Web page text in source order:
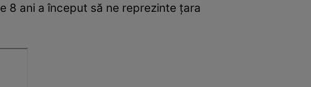
8 ani a început să ne reprezinte țara